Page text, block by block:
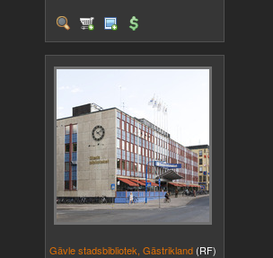
Gävle stadsbibliotek, Gästrikland (RF)